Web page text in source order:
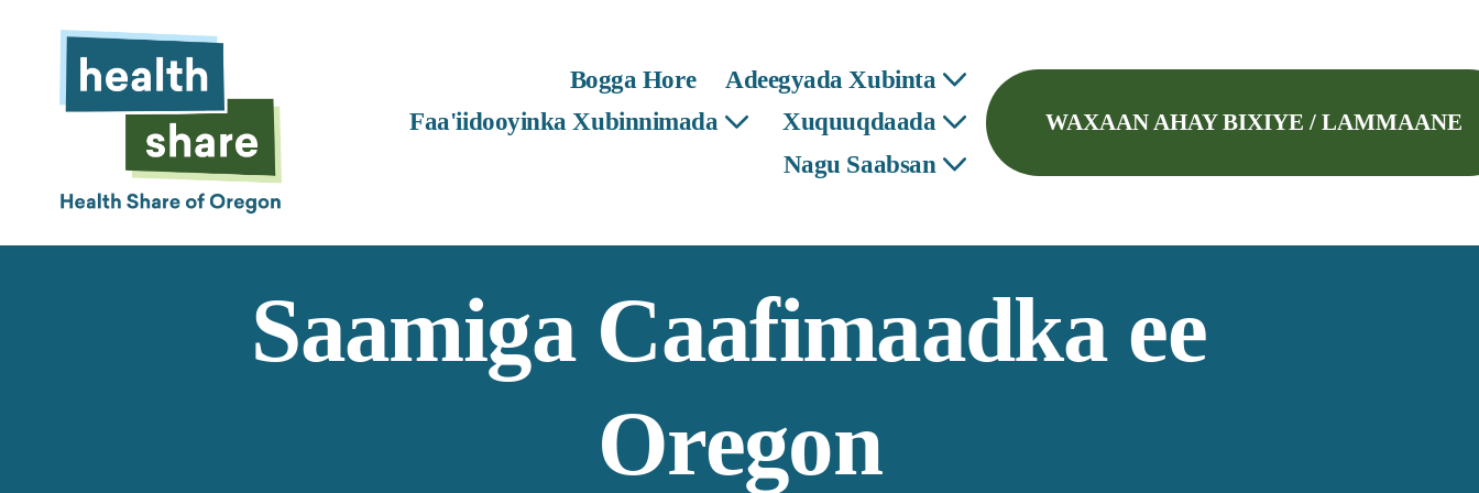
Bogga Hore
Adeegyada Xubinta
Faa'iidooyinka Xubinnimada
Xuquuqdaada
Nagu Saabsan
WAXAAN AHAY BIXIYE / LAMMAANE
Saamiga Caafimaadka ee
Oregon